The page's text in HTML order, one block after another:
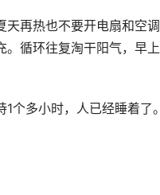
天再热也不要开电扇和空
。循环往复淘干阳气，早
个多小时，人已经睡着了。